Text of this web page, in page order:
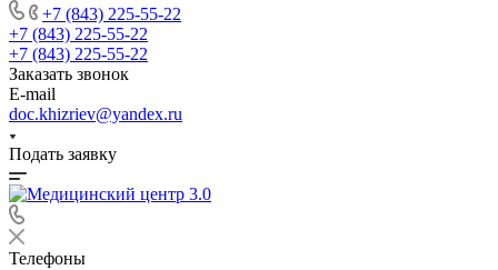
+7 (843) 225-55-22
+7 (843) 225-55-22
+7 (843) 225-55-22
Заказать звонок
E-mail
doc.khizriev@yandex.ru
Подать заявку
Телефоны